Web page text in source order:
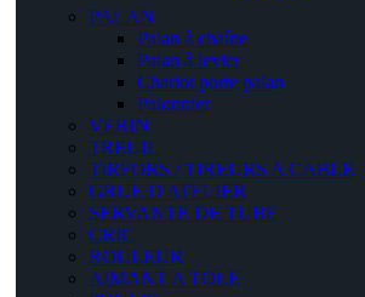
PALAN
Palan à chaîne
Palan à levier
Chariot porte palan
Palonnier
VERIN
TREUIL
TIRFORS / TIREURS A CABLE
GRUE D'ATELIER
SERVANTE DE TUBE
CRIC
ROULEUR
AIMANT A TOLE